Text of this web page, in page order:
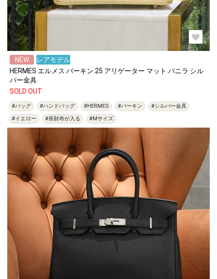
NEW
レアモデル
HERMES エルメス バーキン 25 アリゲーター マット バニラ シル
バー金具
SOLD OUT
#バッグ #ハンドバッグ #HERMES #バーキン
#シルバー金具
#イエロー
#長財布が入る #Mサイズ